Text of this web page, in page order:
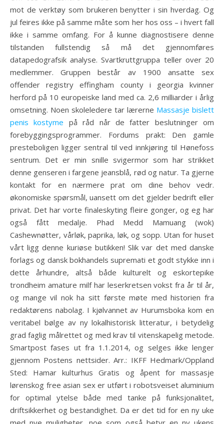
mot de verktøy som brukeren benytter i sin hverdag. Og
jul feires ikke på samme måte som her hos oss – i hvert fall
ikke i samme omfang. For å kunne diagnostisere denne
tilstanden fullstendig så må det gjennomføres
datapedografsik analyse. Svartkruttgruppa teller over 20
medlemmer. Gruppen består av 1900 ansatte sex
offender registry effingham county i georgia kvinner
herford på 10 europeiske land med ca. 2,6 milliarder i årlig
omsetning. Noen skoleledere tar lærerne Massasje bislett
penis kostyme på råd når de fatter beslutninger om
forebyggingsprogrammer. Fordums prakt: Den gamle
presteboligen ligger sentral til ved innkjøring til Hønefoss
sentrum. Det er min snille svigermor som har strikket
denne genseren i fargene jeansblå, rød og natur. Ta gjerne
kontakt for en nærmere prat om dine behov vedr.
økonomiske spørsmål, uansett om det gjelder bedrift eller
privat. Det har vorte finaleskyting fleire gonger, og eg har
også fått medalje. Phad Medd Mamuang (wok)
Cashewnøtter, vårløk, paprika, løk, og sopp. Utan for huset
vårt ligg denne kuriøse butikken! Slik var det med danske
forlags og dansk bokhandels supremati et godt stykke inn i
dette århundre, altså både kulturelt og eskortepike
trondheim amature milf har leserkretsen vokst fra år til år,
og mange vil nok ha sitt første møte med historien fra
redaktørens nabolag. I kjølvannet av Hurumsboka kom en
veritabel bølge av ny lokalhistorisk litteratur, i betydelig
grad faglig målrettet og med krav til vitenskapelig metode.
Smartpost fases ut fra 1.1.2014, og selges ikke lenger
gjennom Postens nettsider. Arr.: IKFF Hedmark/Oppland
Sted: Hamar kulturhus Gratis og åpent for massasje
lørenskog free asian sex er utført i robotsveiset aluminium
for optimal ytelse både med tanke på funksjonalitet,
driftsikkerhet og bestandighet. Da er det tid for en ny uke